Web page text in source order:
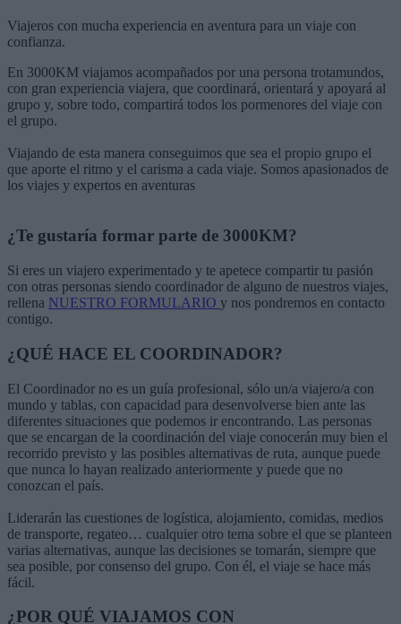
Viajeros con mucha experiencia en aventura para un viaje con
confianza.
En 3000KM viajamos acompañados por una persona trotamundos,
con gran experiencia viajera, que coordinará, orientará y apoyará al
grupo y, sobre todo, compartirá todos los pormenores del viaje con
el grupo.
Viajando de esta manera conseguimos que sea el propio grupo el
que aporte el ritmo y el carisma a cada viaje. Somos apasionados de
los viajes y expertos en aventuras
¿Te gustaría formar parte de 3000KM?
Si eres un viajero experimentado y te apetece compartir tu pasión
con otras personas siendo coordinador de alguno de nuestros viajes,
rellena NUESTRO FORMULARIO y nos pondremos en contacto
contigo.
¿QUÉ HACE EL COORDINADOR?
El Coordinador no es un guía profesional, sólo un/a viajero/a con
mundo y tablas, con capacidad para desenvolverse bien ante las
diferentes situaciones que podemos ir encontrando. Las personas
que se encargan de la coordinación del viaje conocerán muy bien el
recorrido previsto y las posibles alternativas de ruta, aunque puede
que nunca lo hayan realizado anteriormente y puede que no
conozcan el país.
Liderarán las cuestiones de logística, alojamiento, comidas, medios
de transporte, regateo… cualquier otro tema sobre el que se planteen
varias alternativas, aunque las decisiones se tomarán, siempre que
sea posible, por consenso del grupo. Con él, el viaje se hace más
fácil.
¿POR QUÉ VIAJAMOS CON